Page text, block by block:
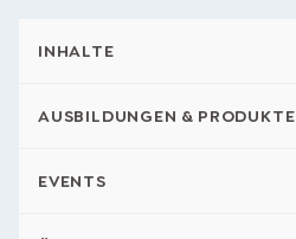
INHALTE
AUSBILDUNGEN & PRODUKTE
EVENTS